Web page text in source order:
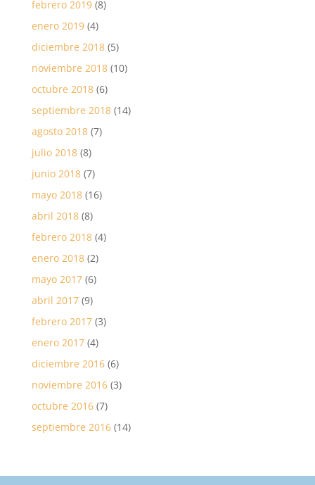
febrero 2019(8)
enero 2019(4)
diciembre 2018(5)
noviembre 2018(10)
octubre 2018(6)
septiembre 2018(14)
agosto 2018(7)
julio 2018(8)
junio 2018(7)
mayo 2018(16)
abril 2018(8)
febrero 2018(4)
enero 2018(2)
mayo 2017(6)
abril 2017(9)
febrero 2017(3)
enero 2017(4)
diciembre 2016(6)
noviembre 2016(3)
octubre 2016(7)
septiembre 2016(14)